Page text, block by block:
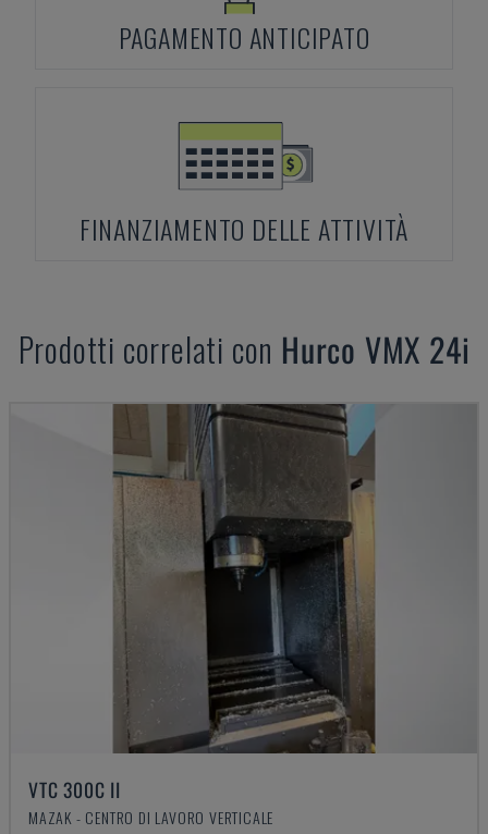
PAGAMENTO ANTICIPATO
FINANZIAMENTO DELLE ATTIVITÀ
Prodotti correlati con Hurco VMX 24i
VTC 300C II
MAZAK - CENTRO DI LAVORO VERTICALE